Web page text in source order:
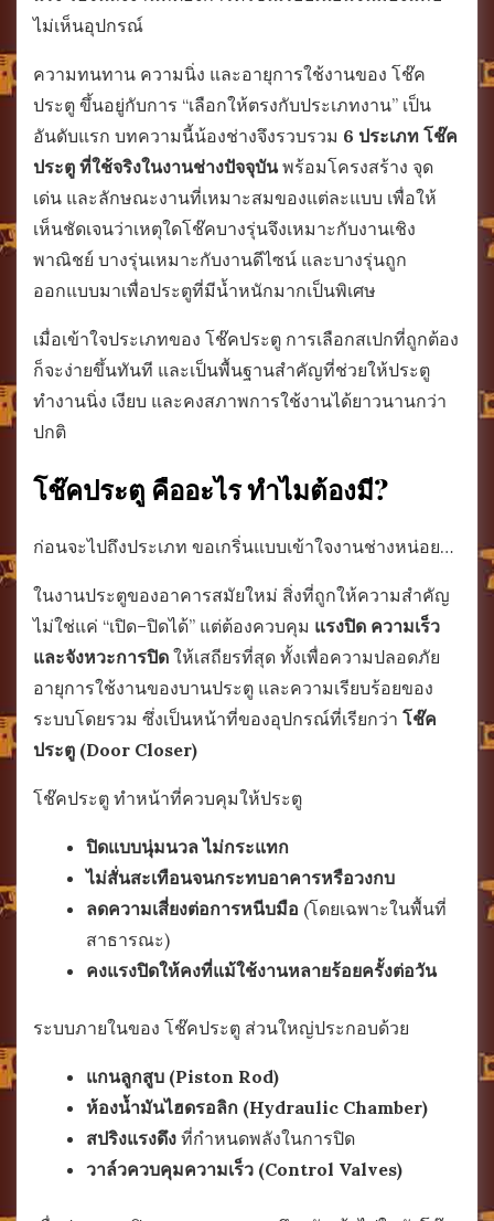
ไม่เห็นอุปกรณ์
ความทนทาน ความนิ่ง และอายุการใช้งานของ โช๊ค
ประตู ขึ้นอยู่กับการ “เลือกให้ตรงกับประเภทงาน” เป็น
อันดับแรก บทความนี้น้องช่างจึงรวบรวม 6 ประเภท โช๊ค
ประตู ที่ใช้จริงในงานช่างปัจจุบันพร้อมโครงสร้าง จุด
เด่น และลักษณะงานที่เหมาะสมของแต่ละแบบ เพื่อให้
เห็นชัดเจนว่าเหตุใดโช๊คบางรุ่นจึงเหมาะกับงานเชิง
พาณิชย์ บางรุ่นเหมาะกับงานดีไซน์ และบางรุ่นถูก
ออกแบบมาเพื่อประตูที่มีน้ำหนักมากเป็นพิเศษ
เมื่อเข้าใจประเภทของ โช๊คประตู การเลือกสเปกที่ถูกต้อง
ก็จะง่ายขึ้นทันที และเป็นพื้นฐานสำคัญที่ช่วยให้ประตู
ทำงานนิ่ง เงียบ และคงสภาพการใช้งานได้ยาวนานกว่า
ปกติ
โช๊คประตู คืออะไร ทำไมต้องมี?
ก่อนจะไปถึงประเภท ขอเกริ่นแบบเข้าใจงานช่างหน่อย…
ในงานประตูของอาคารสมัยใหม่ สิ่งที่ถูกให้ความสำคัญ
ไม่ใช่แค่ “เปิด–ปิดได้” แต่ต้องควบคุม แรงปิด ความเร็ว
และจังหวะการปิด ให้เสถียรที่สุด ทั้งเพื่อความปลอดภัย
อายุการใช้งานของบานประตู และความเรียบร้อยของ
ระบบโดยรวม ซึ่งเป็นหน้าที่ของอุปกรณ์ที่เรียกว่า โช๊ค
ประตู (Door Closer)
โช๊คประตู ทำหน้าที่ควบคุมให้ประตู
ปิดแบบนุ่มนวล ไม่กระแทก
ไม่สั่นสะเทือนจนกระทบอาคารหรือวงกบ
ลดความเสี่ยงต่อการหนีบมือ (โดยเฉพาะในพื้นที่
สาธารณะ)
คงแรงปิดให้คงที่แม้ใช้งานหลายร้อยครั้งต่อวัน
ระบบภายในของ โช๊คประตู ส่วนใหญ่ประกอบด้วย
แกนลูกสูบ (Piston Rod)
ห้องน้ำมันไฮดรอลิก (Hydraulic Chamber)
สปริงแรงดึง ที่กำหนดพลังในการปิด
วาล์วควบคุมความเร็ว (Control Valves)